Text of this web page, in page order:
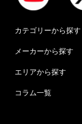
カテゴリーから探す
メーカーから探す
エリアから探す
コラム一覧